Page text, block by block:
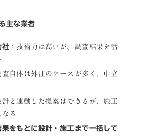
主な業者
社：技術力は高いが、調査結果を活
査自体は外注のケースが多く、中立
計と連動した提案はできるが、施工
る
果をもとに設計・施工まで一括して